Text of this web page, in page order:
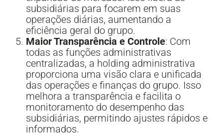
subsidiárias para focarem em suas
operações diárias, aumentando a
eficiência geral do grupo.
Maior Transparência e Controle: Com
todas as funções administrativas
centralizadas, a holding administrativa
proporciona uma visão clara e unificada
das operações e finanças do grupo. Isso
melhora a transparência e facilita o
monitoramento do desempenho das
subsidiárias, permitindo ajustes rápidos e
informados.